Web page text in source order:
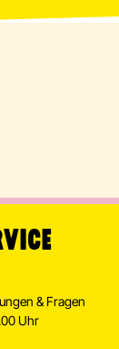
& Fragen
Uhr